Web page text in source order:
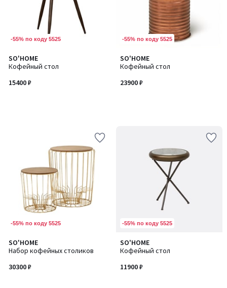
-55% по коду 5525
SO'HOME
Кофейный стол
15400 ₽
-55% по коду 5525
SO'HOME
Кофейный стол
23900 ₽
-55% по коду 5525
SO'HOME
Набор кофейных столиков
30300 ₽
-55% по коду 5525
SO'HOME
Кофейный стол
11900 ₽